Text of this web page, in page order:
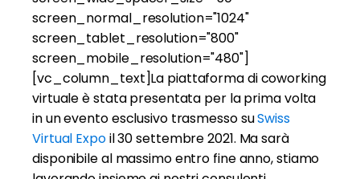
screen_normal_resolution="1024"
screen_tablet_resolution="800"
screen_mobile_resolution="480"]
[vc_column_text]La piattaforma di coworking
virtuale è stata presentata per la prima volta
in un evento esclusivo trasmesso suSwiss
Virtual Expoil 30 settembre 2021. Ma sarà
disponibile al massimo entro fine anno, stiamo